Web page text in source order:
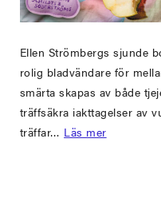
Ellen Strömbergs sjunde
rolig bladvändare för
smärta skapas av både
träffsäkra iakttagelser av
träffar… Läs mer